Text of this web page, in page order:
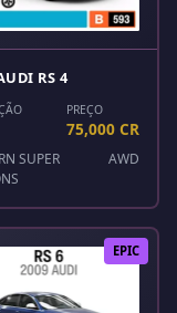
RS 4
PREÇO
75,000 CR
SUPER
AWD
EPIC